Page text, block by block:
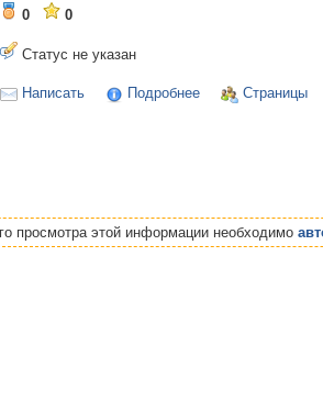
0 0
Статус не указан
Написать Подробнее Страницы
просмотра этой информации необходимо